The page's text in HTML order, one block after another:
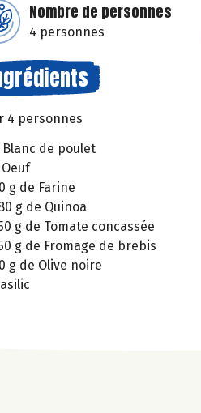
Nombre de personnes
4 personnes
4 personnes
Blanc de poulet
g de Farine
g de Quinoa
g de Tomate concassée
g de Fromage de brebis
g de Olive noire